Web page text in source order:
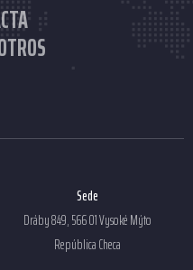
Sede
Dráby 849, 566 01 Vysoké Mýto
República Checa